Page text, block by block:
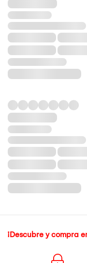
¡Descubre y compra